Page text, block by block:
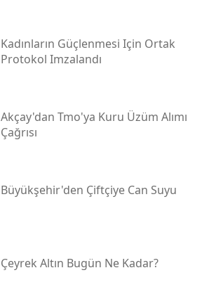
Kadınların Güçlenmesi Için Ortak
Protokol Imzalandı
Akçay'dan Tmo'ya Kuru Üzüm Alımı
Çağrısı
Büyükşehir'den Çiftçiye Can Suyu
Çeyrek Altın Bugün Ne Kadar?